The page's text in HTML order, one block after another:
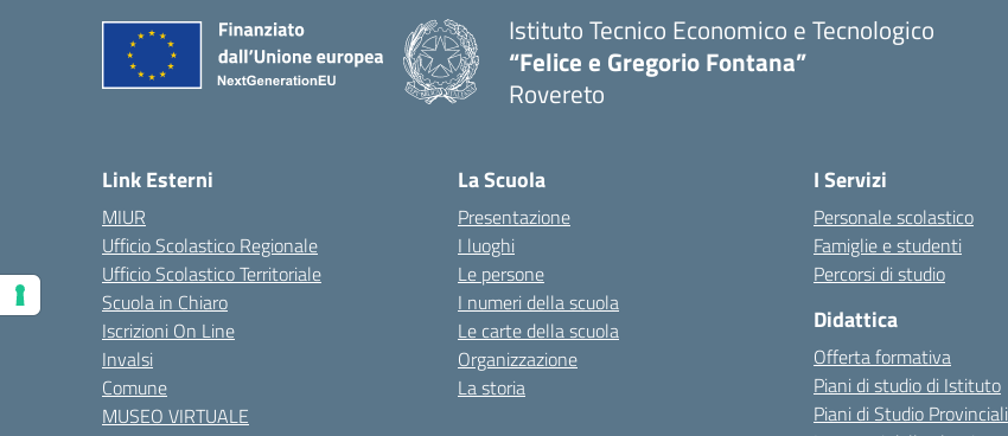
Istituto Tecnico Economico e Tecnologico
“Felice e Gregorio Fontana”
Rovereto
Link Esterni
MIUR
Ufficio Scolastico Regionale
Ufficio Scolastico Territoriale
Scuola in Chiaro
Iscrizioni On Line
Invalsi
Comune
MUSEO VIRTUALE
La Scuola
Presentazione
I luoghi
Le persone
I numeri della scuola
Le carte della scuola
Organizzazione
La storia
I Servizi
Personale scolastico
Famiglie e studenti
Percorsi di studio
Didattica
Offerta formativa
Piani di studio di Istituto
Piani di Studio Provinciali